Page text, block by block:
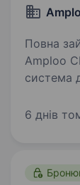
Повна
Amploo
система
Ми
6 днів